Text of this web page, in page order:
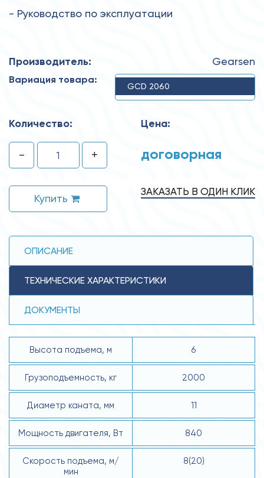
- Руководство по эксплуатации
Производитель: Gearsen
Вариация товара:
GCD 2060
Количество:
- +
Купить
Цена:
договорная
ЗАКАЗАТЬ В ОДИН КЛИК
ОПИСАНИЕ
ТЕХНИЧЕСКИЕ ХАРАКТЕРИСТИКИ
ДОКУМЕНТЫ
Высота подъема, м 6
Грузоподъемность, кг 2000
Диаметр каната, мм 11
Мощность двигателя, Вт 840
Скорость подъема, м/
мин
8(20)